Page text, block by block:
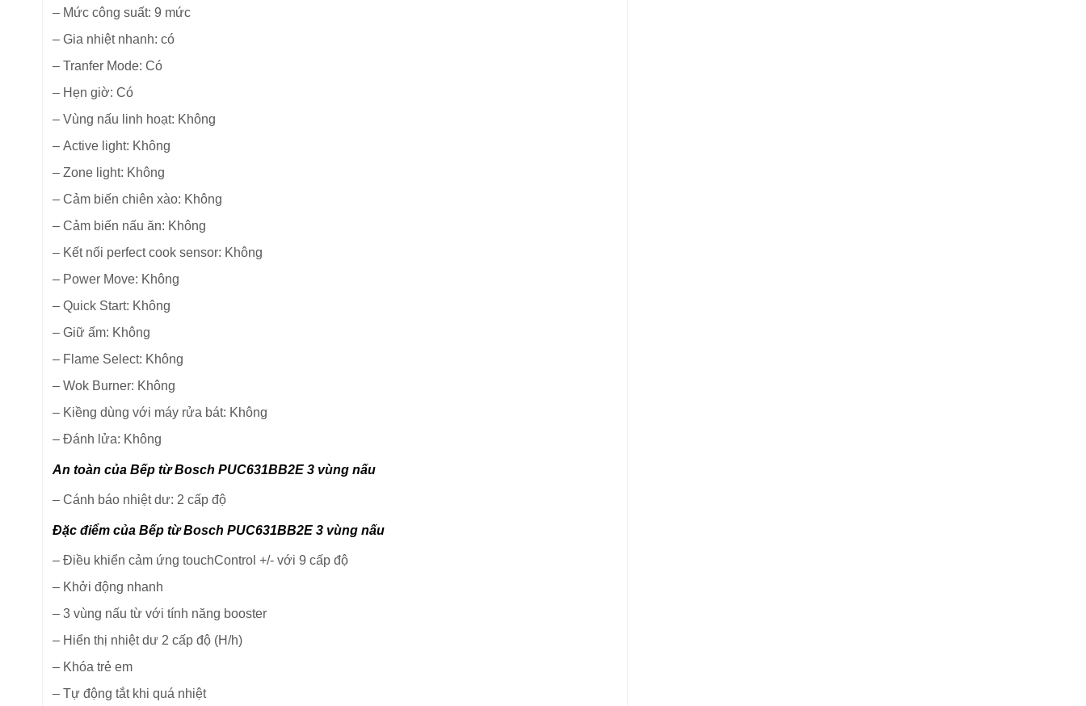
– Mức công suất: 9 mức
– Gia nhiệt nhanh: có
– Tranfer Mode: Có
– Hẹn giờ: Có
– Vùng nấu linh hoạt: Không
– Active light: Không
– Zone light: Không
– Cảm biến chiên xào: Không
– Cảm biến nấu ăn: Không
– Kết nối perfect cook sensor: Không
– Power Move: Không
– Quick Start: Không
– Giữ ấm: Không
– Flame Select: Không
– Wok Burner: Không
– Kiềng dùng với máy rửa bát: Không
– Đánh lửa: Không
An toàn của Bếp từ Bosch PUC631BB2E 3 vùng nấu
– Cánh báo nhiệt dư: 2 cấp độ
Đặc điểm của Bếp từ Bosch PUC631BB2E 3 vùng nấu
– Điều khiển cảm ứng touchControl +/- với 9 cấp độ
– Khởi động nhanh
– 3 vùng nấu từ với tính năng booster
– Hiển thị nhiệt dư 2 cấp độ (H/h)
– Khóa trẻ em
– Tự động tắt khi quá nhiệt